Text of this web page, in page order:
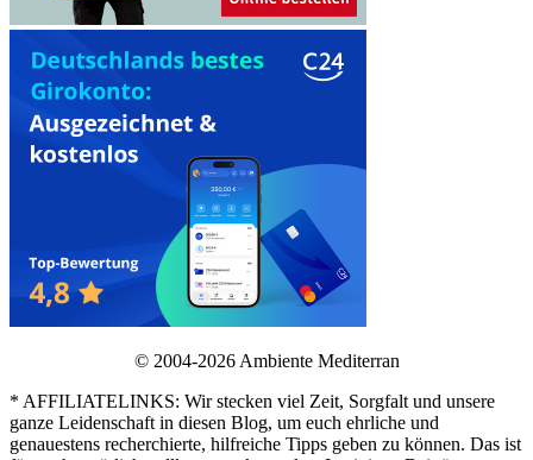
© 2004-2026 Ambiente Mediterran
* AFFILIATELINKS: Wir stecken viel Zeit, Sorgfalt und unsere
ganze Leidenschaft in diesen Blog, um euch ehrliche und
genauestens recherchierte, hilfreiche Tipps geben zu können. Das ist